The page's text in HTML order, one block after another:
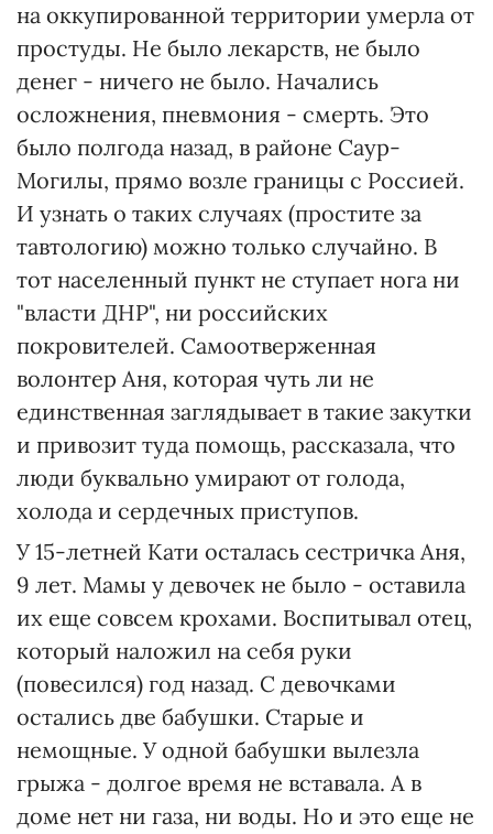
на оккупированной территории умерла от
простуды. Не было лекарств, не было
денег - ничего не было. Начались
осложнения, пневмония - смерть. Это
было полгода назад, в районе Саур-
Могилы, прямо возле границы с Россией.
И узнать о таких случаях (простите за
тавтологию) можно только случайно. В
тот населенный пункт не ступает нога ни
"власти ДНР", ни российских
покровителей. Самоотверженная
волонтер Аня, которая чуть ли не
единственная заглядывает в такие закутки
и привозит туда помощь, рассказала, что
люди буквально умирают от голода,
холода и сердечных приступов.
У 15-летней Кати осталась сестричка Аня,
9 лет. Мамы у девочек не было - оставила
их еще совсем крохами. Воспитывал отец,
который наложил на себя руки
(повесился) год назад. С девочками
остались две бабушки. Старые и
немощные. У одной бабушки вылезла
грыжа - долгое время не вставала. А в
доме нет ни газа, ни воды. Но и это еще не